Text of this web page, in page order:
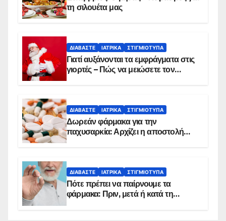
τη σιλουέτα μας
ΔΙΑΒΆΣΤΕ ΙΑΤΡΙΚΆ ΣΤΙΓΜΙΌΤΥΠΑ
Γιατί αυξάνονται τα εμφράγματα στις
γιορτές – Πώς να μειώσετε τον
ΔΙΑΒΆΣΤΕ ΙΑΤΡΙΚΆ ΣΤΙΓΜΙΌΤΥΠΑ
Δωρεάν φάρμακα για την
παχυσαρκία: Αρχίζει η αποστολή
ΔΙΑΒΆΣΤΕ ΙΑΤΡΙΚΆ ΣΤΙΓΜΙΌΤΥΠΑ
Πότε πρέπει να παίρνουμε τα
φάρμακα: Πριν, μετά ή κατά τη